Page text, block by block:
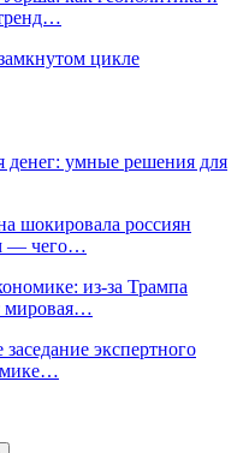
цикле
умные решения для
шокировала россиян
— чего…
из-за Трампа
мировая…
экспертного